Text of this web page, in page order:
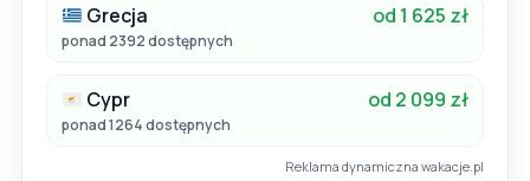
Grecja od 1 625 zł
ponad 2392 dostępnych
Cypr od 2 099 zł
ponad 1264 dostępnych
Reklama dynamiczna wakacje.pl